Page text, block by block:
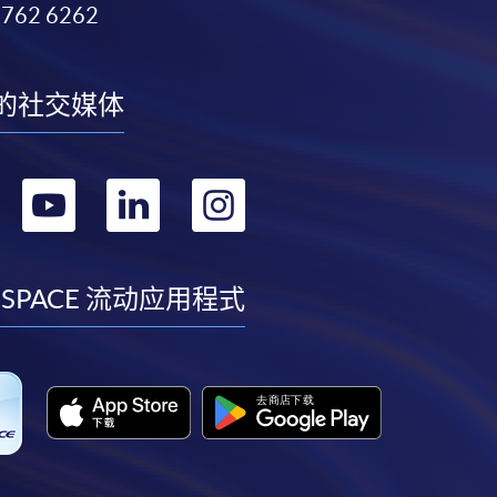
6262
社交媒体
转
youtube
转
linkedin
转
instagram
流动应用程式